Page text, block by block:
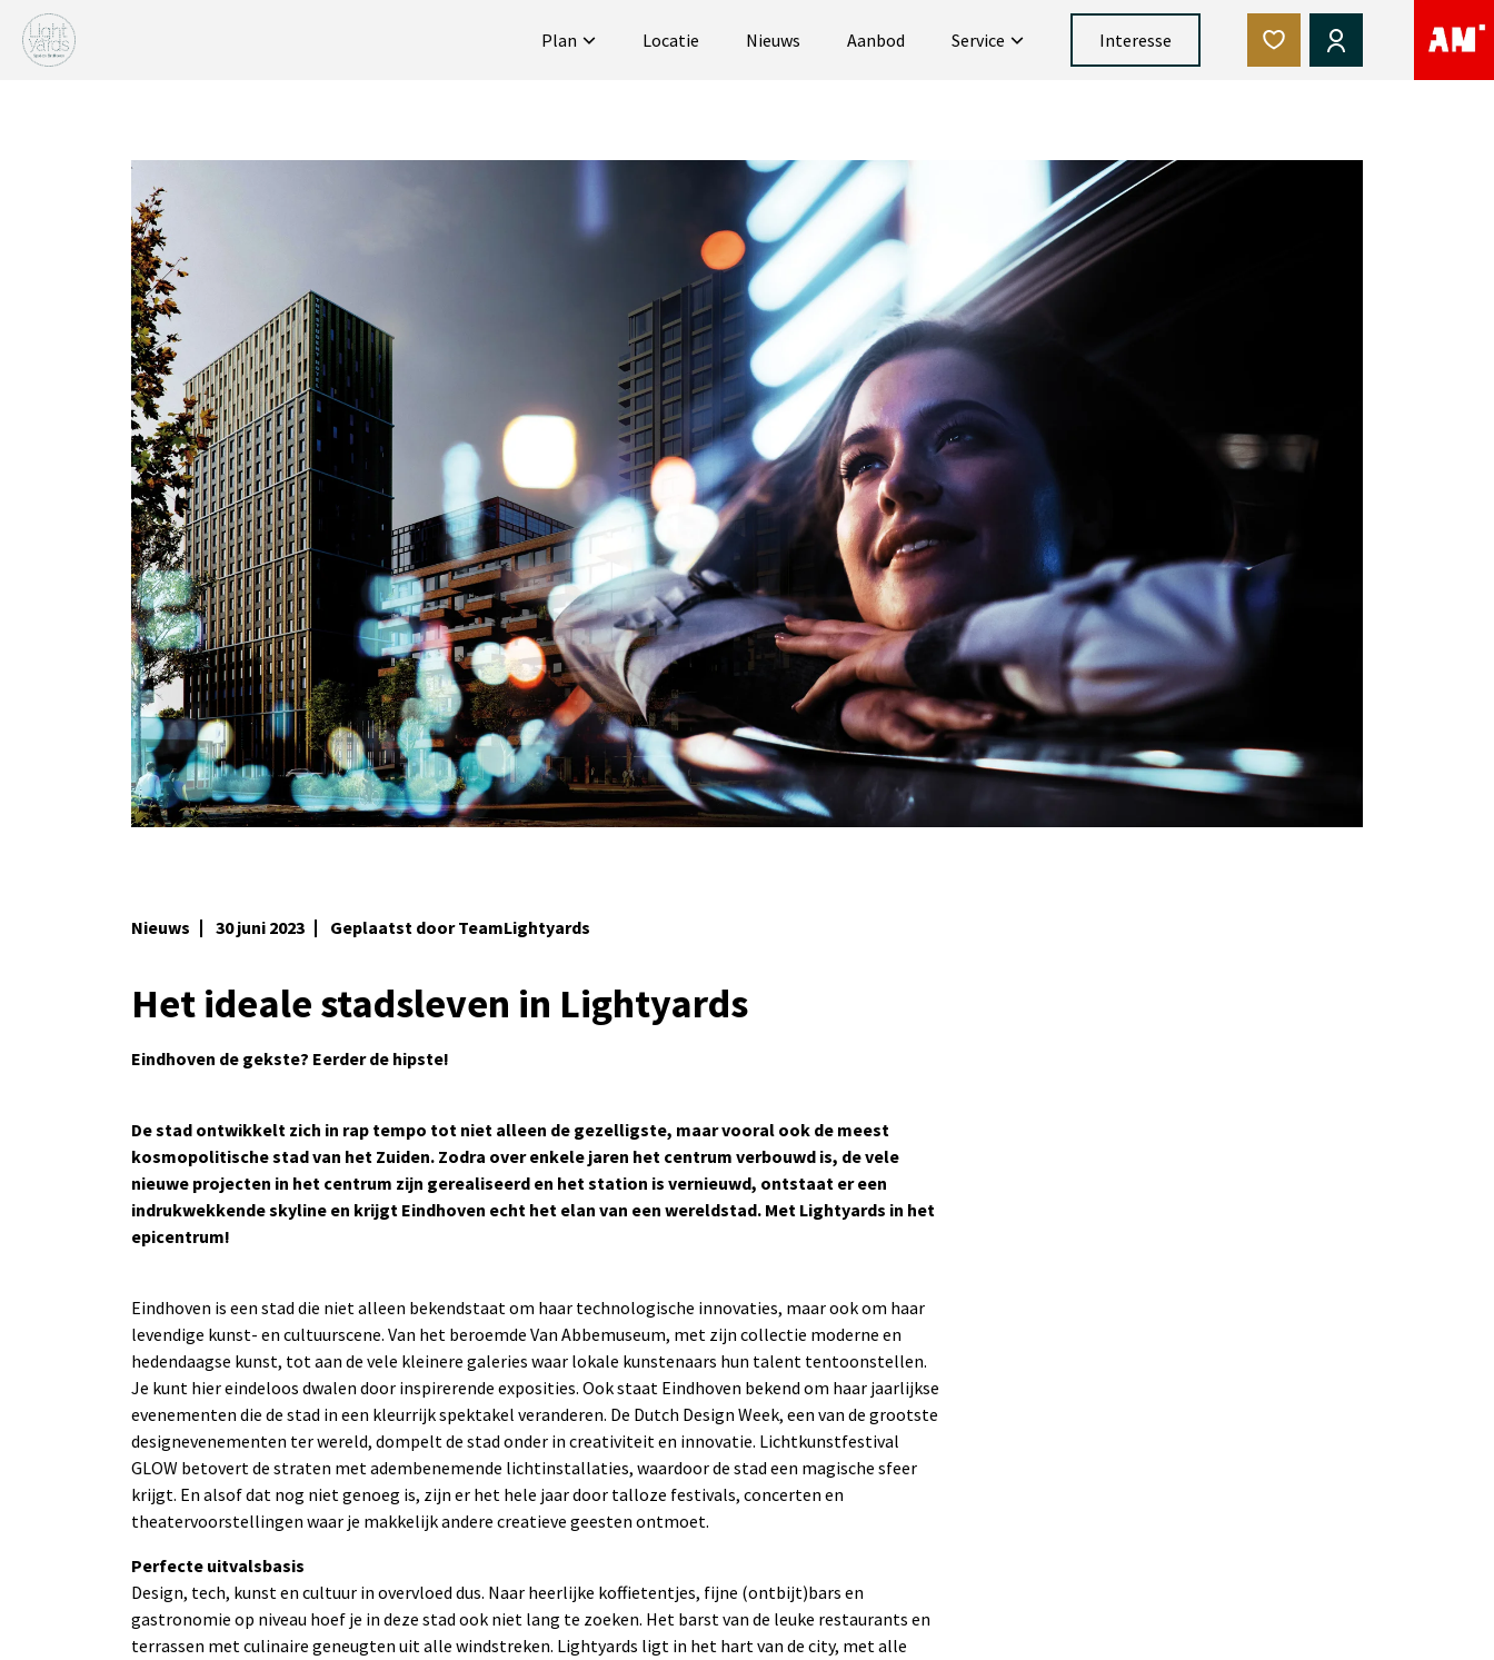
Plan Locatie Nieuws Aanbod Service Interesse
Nieuws 30 juni 2023 Geplaatst door TeamLightyards
Het ideale stadsleven in Lightyards
Eindhoven de gekste? Eerder de hipste!
De stad ontwikkelt zich in rap tempo tot niet alleen de gezelligste, maar vooral ook de meest
kosmopolitische stad van het Zuiden. Zodra over enkele jaren het centrum verbouwd is, de vele
nieuwe projecten in het centrum zijn gerealiseerd en het station is vernieuwd, ontstaat er een
indrukwekkende skyline en krijgt Eindhoven echt het elan van een wereldstad. Met Lightyards in het
epicentrum!
Eindhoven is een stad die niet alleen bekendstaat om haar technologische innovaties, maar ook om haar
levendige kunst- en cultuurscene. Van het beroemde Van Abbemuseum, met zijn collectie moderne en
hedendaagse kunst, tot aan de vele kleinere galeries waar lokale kunstenaars hun talent tentoonstellen.
Je kunt hier eindeloos dwalen door inspirerende exposities. Ook staat Eindhoven bekend om haar jaarlijkse
evenementen die de stad in een kleurrijk spektakel veranderen. De Dutch Design Week, een van de grootste
designevenementen ter wereld, dompelt de stad onder in creativiteit en innovatie. Lichtkunstfestival
GLOW betovert de straten met adembenemende lichtinstallaties, waardoor de stad een magische sfeer
krijgt. En alsof dat nog niet genoeg is, zijn er het hele jaar door talloze festivals, concerten en
theatervoorstellingen waar je makkelijk andere creatieve geesten ontmoet.
Perfecte uitvalsbasis
Design, tech, kunst en cultuur in overvloed dus. Naar heerlijke koffietentjes, fijne (ontbijt)bars en
gastronomie op niveau hoef je in deze stad ook niet lang te zoeken. Het barst van de leuke restaurants en
terrassen met culinaire geneugten uit alle windstreken. Lightyards ligt in het hart van de city, met alle